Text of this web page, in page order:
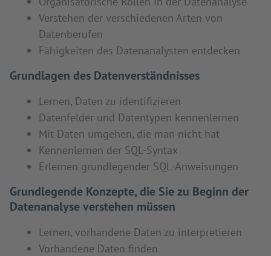
Verstehen der verschiedenen Arten von
Datenberufen
Fähigkeiten des Datenanalysten entdecken
Grundlagen des Datenverständnisses
Lernen, Daten zu identifizieren
Datenfelder und Datentypen kennenlernen
Mit Daten umgehen, die man nicht hat
Kennenlernen der SQL-Syntax
Erlernen grundlegender SQL-Anweisungen
Grundlegende Konzepte, die Sie zu Beginn der
Datenanalyse verstehen müssen
Lernen, vorhandene Daten zu interpretieren
Vorhandene Daten finden